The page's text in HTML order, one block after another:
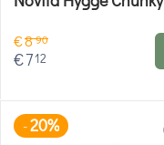
€890
€712
-20%